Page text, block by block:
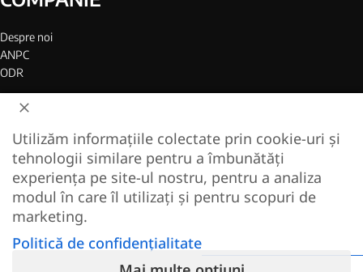
Despre noi
ANPC
ODR
Blog
Harta site
TOP PARFUMURI
Totul despre Sauvage Dior
Utilizăm informațiile colectate prin cookie-uri și
tehnologii similare pentru a îmbunătăți
experiența pe site-ul nostru, pentru a analiza
modul în care îl utilizați și pentru scopuri de
marketing.
Politică de confidențialitate